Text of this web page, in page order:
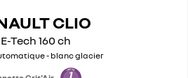
CLIO
Tech 160 ch
- blanc glacier